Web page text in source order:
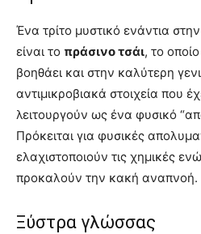
Ένα τρίτο μυστικό ενάντια
είναι το πράσινο τσάι, το
βοηθάει και στην καλύτερη
αντιμικροβιακά στοιχεία που
λειτουργούν ως ένα φυσικό
Πρόκειται για φυσικές
ελαχιστοποιούν τις χημικές
προκαλούν την κακή αναπνοή.
Ξύστρα γλώσσας